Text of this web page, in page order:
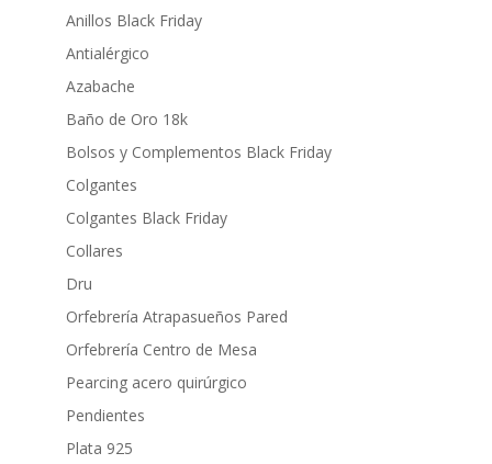
Anillos Black Friday
Antialérgico
Azabache
Baño de Oro 18k
Bolsos y Complementos Black Friday
Colgantes
Colgantes Black Friday
Collares
Dru
Orfebrería Atrapasueños Pared
Orfebrería Centro de Mesa
Pearcing acero quirúrgico
Pendientes
Plata 925